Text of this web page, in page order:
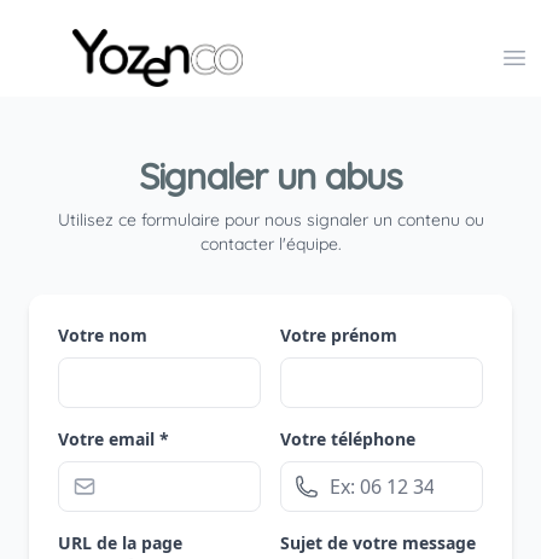
Yozenco - Organisateur de Salons, Evénements et
Signaler un abus
Utilisez ce formulaire pour nous signaler un contenu ou
contacter l'équipe.
Votre nom Votre prénom
Votre email * Votre téléphone
URL de la page
Sujet de votre message